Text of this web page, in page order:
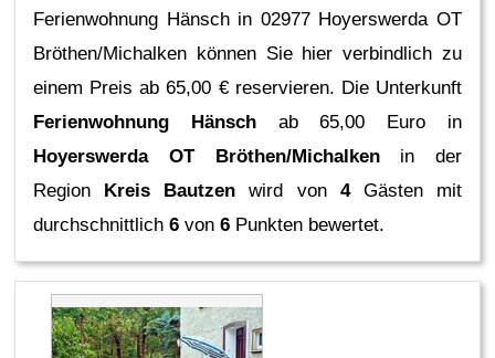
Ferienwohnung Hänsch in 02977 Hoyerswerda OT
Bröthen/Michalken können Sie hier verbindlich zu
einem Preis ab 65,00 € reservieren. Die Unterkunft
Ferienwohnung Hänschab 65,00 Euro in
Hoyerswerda OT Bröthen/Michalkenin der
Region Kreis Bautzen wird von 4Gästen mit
durchschnittlich6 von6 Punkten bewertet.